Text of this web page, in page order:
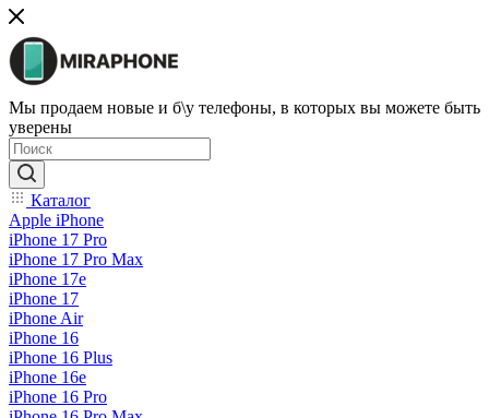
Мы продаем новые и б\у телефоны, в которых вы можете быть
уверены
Каталог
Apple iPhone
iPhone 17 Pro
iPhone 17 Pro Max
iPhone 17e
iPhone 17
iPhone Air
iPhone 16
iPhone 16 Plus
iPhone 16e
iPhone 16 Pro